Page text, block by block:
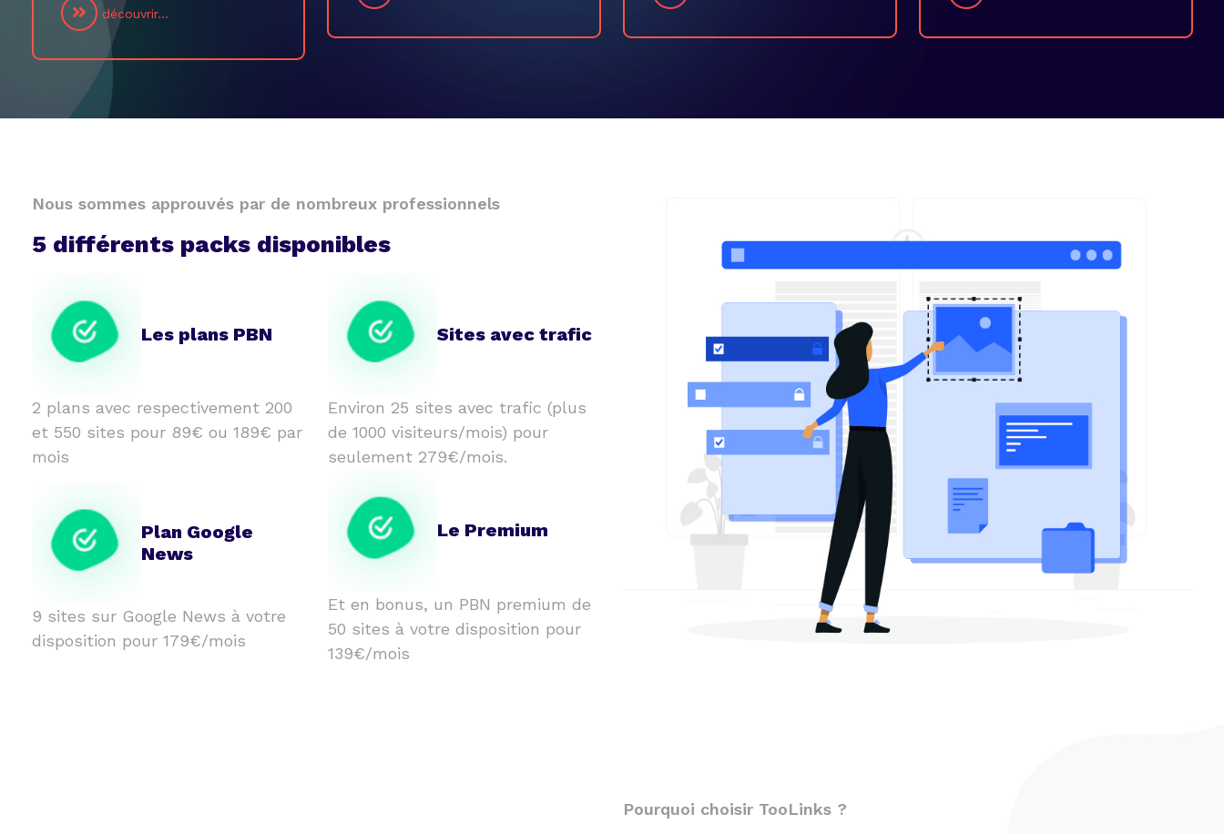
découvrir...
Nous sommes approuvés par de nombreux professionnels
5 différents packs disponibles
Les plans PBN
2 plans avec respectivement 200
et 550 sites pour 89€ ou 189€ par
mois
Sites avec trafic
Environ 25 sites avec trafic (plus
de 1000 visiteurs/mois) pour
seulement 279€/mois.
Plan Google
News
9 sites sur Google News à votre
disposition pour 179€/mois
Le Premium
Et en bonus, un PBN premium de
50 sites à votre disposition pour
139€/mois
Pourquoi choisir TooLinks ?